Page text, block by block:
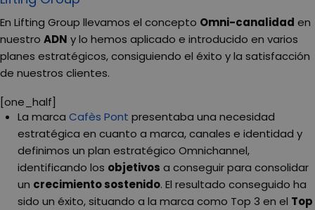
En Lifting Group llevamos el concepto Omni-canalidad en
nuestro ADN y lo hemos aplicado e introducido en varios
planes estratégicos, consiguiendo el éxito y la satisfacción
de nuestros clientes.
[one_half]
La marca Cafès Pont presentaba una necesidad
estratégica en cuanto a marca, canales e identidad y
definimos un plan estratégico Omnichannel,
identificando los objetivos a conseguir para consolidar
un crecimiento sostenido. El resultado conseguido ha
sido un éxito, situando a la marca como Top 3 en el Top